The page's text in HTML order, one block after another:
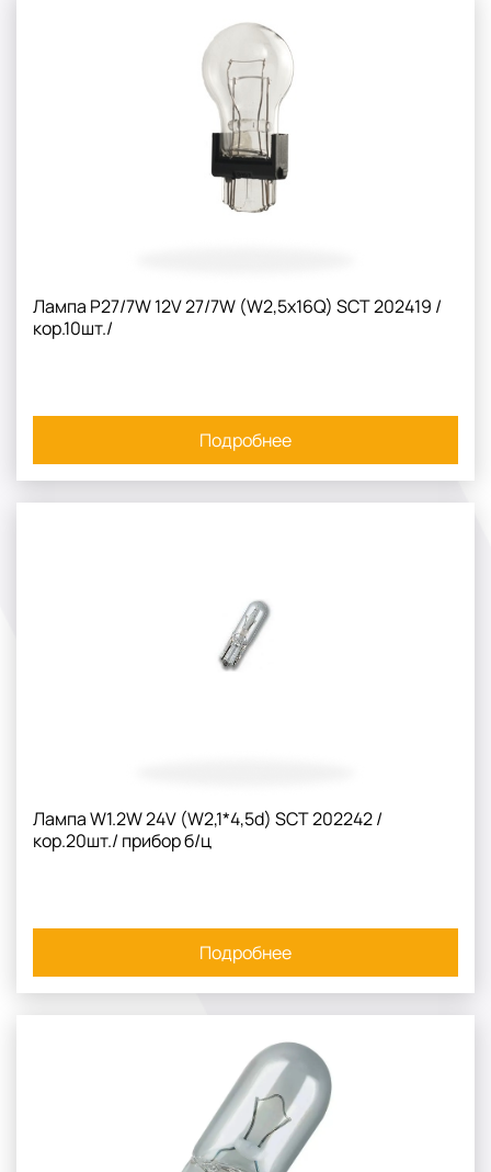
Лампа P27/7W 12V 27/7W (W2,5x16Q) SCT 202419 /
кор.10шт./
Подробнее
Лампа W1.2W 24V (W2,1*4,5d) SCT 202242 /
кор.20шт./ прибор б/ц
Подробнее